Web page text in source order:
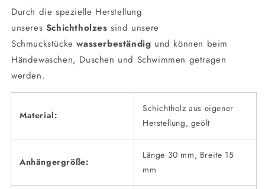
Durch die spezielle Herstellung
unseres Schichtholzes sind unsere
Schmuckstückewasserbeständig und können beim
Händewaschen, Duschen und Schwimmen getragen
werden.
Material:
Schichtholz aus eigener
Herstellung, geölt
Anhängergröße:
Länge 30 mm, Breite 15
mm